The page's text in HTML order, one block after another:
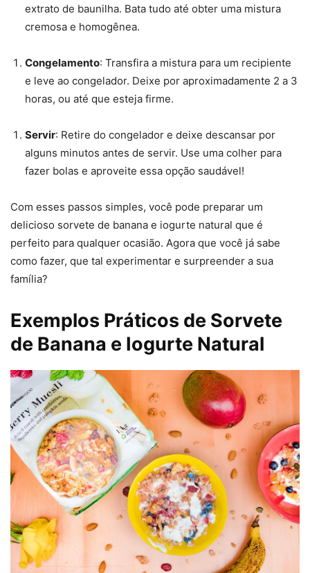
extrato de baunilha. Bata tudo até obter uma mistura
cremosa e homogênea.
Congelamento: Transfira a mistura para um recipiente
e leve ao congelador. Deixe por aproximadamente 2 a 3
horas, ou até que esteja firme.
Servir: Retire do congelador e deixe descansar por
alguns minutos antes de servir. Use uma colher para
fazer bolas e aproveite essa opção saudável!
Com esses passos simples, você pode preparar um
delicioso sorvete de banana e iogurte natural que é
perfeito para qualquer ocasião. Agora que você já sabe
como fazer, que tal experimentar e surpreender a sua
família?
Exemplos Práticos de Sorvete
de Banana e Iogurte Natural